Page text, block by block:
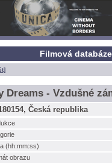
Filmová
Dreams - Vzdušné
Česká republika
(hh:mm:ss)
obrazu